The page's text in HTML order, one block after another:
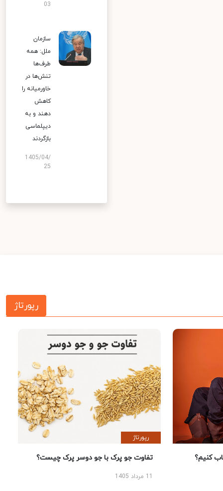
03
سازمان
ملل: همه
طرف‌ها
تنش‌ها در
خاورمیانه را
کاهش
دهند و به
دیپلماسی
بازگردند
1405/04/
25
رپورتاژ
کنیم؟
رپورتاژ
تفاوت جو پرک با جو دوسر پرک چیست؟